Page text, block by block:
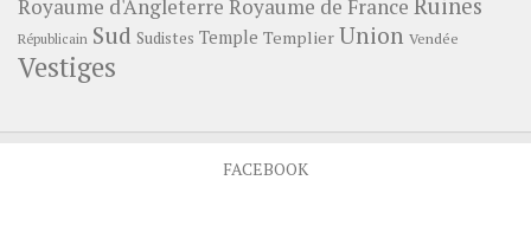
Royaume d'Angleterre Royaume de France
Républicain Sud Sudistes Temple Templier Union Vendée
Vestiges
FACEBOOK